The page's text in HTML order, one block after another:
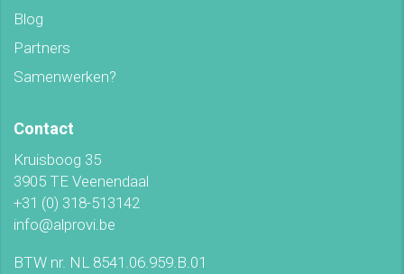
Blog
Partners
Samenwerken?
Contact
Kruisboog 35
3905 TE Veenendaal
+31 (0) 318-513142
info@alprovi.be
BTW nr. NL 8541.06.959.B.01